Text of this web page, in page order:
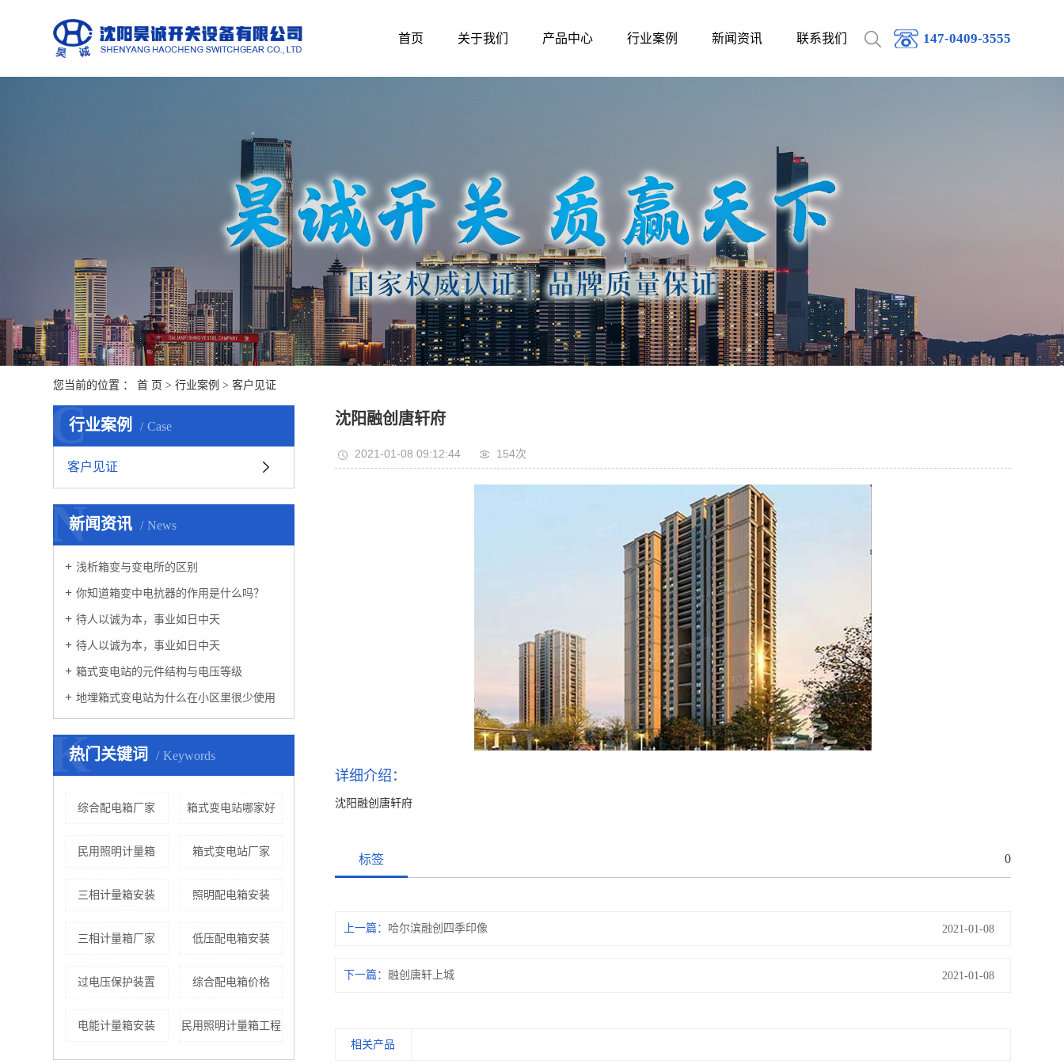
首页 关于我们 产品中心 行业案例 新闻资讯 联系我们 147-0409-3555
您当前的位置 ：首 页 >行业案例 >客户见证
行业案例 Case
C
客户见证
新闻资讯 News
N
浅析箱变与变电所的区别
你知道箱变中电抗器的作用是什么吗？
待人以诚为本，事业如日中天
待人以诚为本，事业如日中天
箱式变电站的元件结构与电压等级
地埋箱式变电站为什么在小区里很少使用
热门关键词 Keywords
K
综合配电箱厂家 箱式变电站哪家好
民用照明计量箱 箱式变电站厂家
三相计量箱安装 照明配电箱安装
三相计量箱厂家 低压配电箱安装
过电压保护装置 综合配电箱价格
电能计量箱安装 民用照明计量箱工程
沈阳融创唐轩府
2021-01-08 09:12:44 154次
详细介绍：
沈阳融创唐轩府
标签 0
上一篇： 哈尔滨融创四季印像 2021-01-08
下一篇： 融创唐轩上城 2021-01-08
相关产品